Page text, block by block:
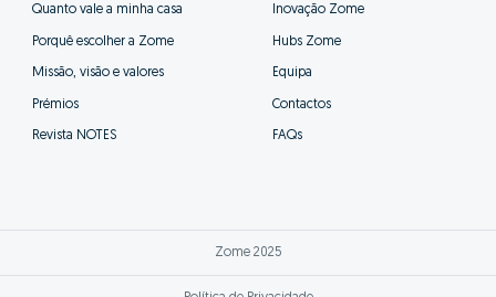
Quanto vale a minha casa
Porquê escolher a Zome
Missão, visão e valores
Prémios
Revista NOTES
Inovação Zome
Hubs Zome
Equipa
Contactos
FAQs
Zome 2025